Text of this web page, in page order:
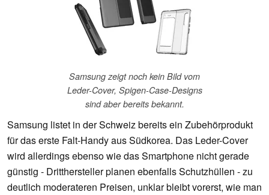
Samsung zeigt noch kein Bild vom
Leder-Cover, Spigen-Case-Designs
sind aber bereits bekannt.
Samsung listet in der Schweiz bereits ein Zubehörprodukt
für das erste Falt-Handy aus Südkorea. Das Leder-Cover
wird allerdings ebenso wie das Smartphone nicht gerade
günstig - Dritthersteller planen ebenfalls Schutzhüllen - zu
deutlich moderateren Preisen, unklar bleibt vorerst, wie man